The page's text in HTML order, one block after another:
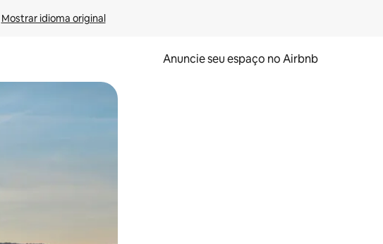
Mostrar idioma original
Anuncie seu espaço no Airbnb